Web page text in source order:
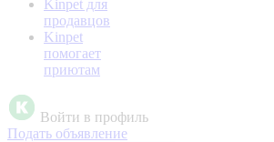
Kinpet для
продавцов
Kinpet
помогает
приютам
Войти в профиль
Подать объявление